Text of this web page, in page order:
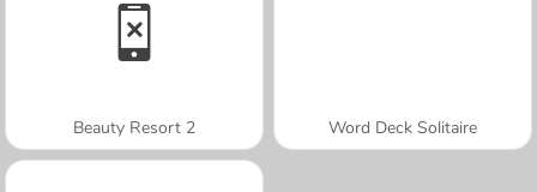
Beauty Resort 2 Word Deck Solitaire